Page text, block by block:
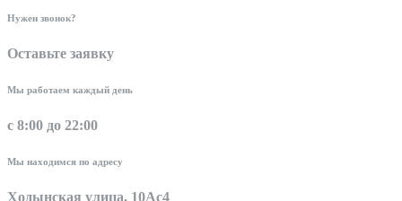
Нужен звонок?
Оставьте заявку
Мы работаем каждый день
с 8:00 до 22:00
Мы находимся по адресу
Ходынская улица, 10Ас4